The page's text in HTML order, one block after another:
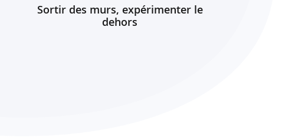
Sortir des murs, expérimenter le
dehors